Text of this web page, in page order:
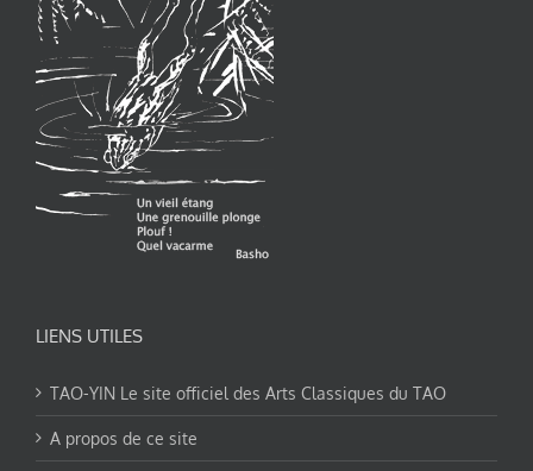
LIENS UTILES
TAO-YIN Le site officiel des Arts Classiques du TAO
A propos de ce site